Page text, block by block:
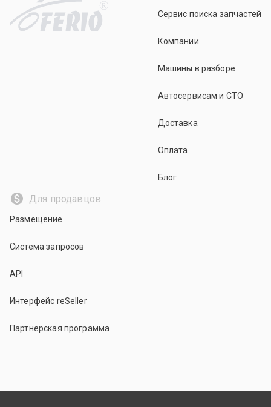
R
Сервис поиска запчастей
Компании
Машины в разборе
Автосервисам и СТО
Доставка
Оплата
Блог
Для продавцов
Размещение
Система запросов
API
Интерфейс reSeller
Партнерская программа